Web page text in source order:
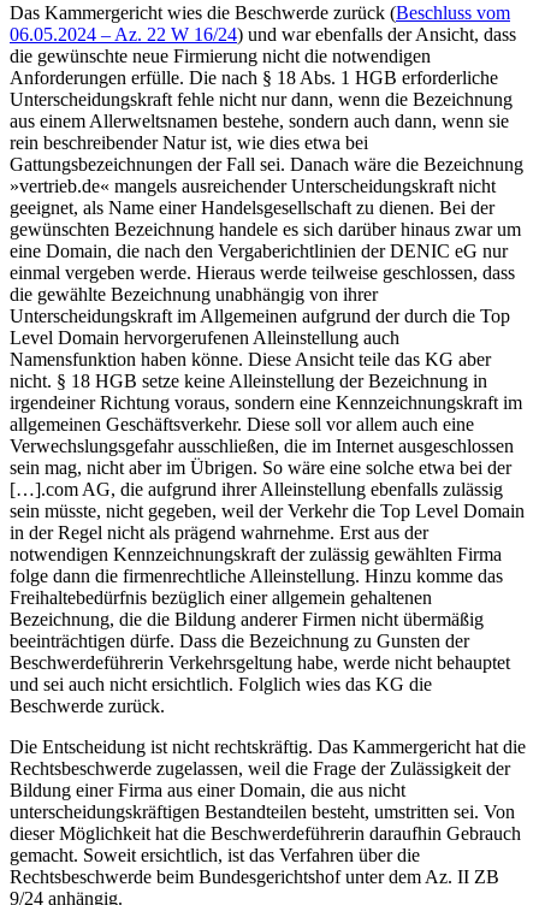
Das Kammergericht wies die Beschwerde zurück (Beschluss vom
06.05.2024 – Az. 22 W 16/24) und war ebenfalls der Ansicht, dass
die gewünschte neue Firmierung nicht die notwendigen
Anforderungen erfülle. Die nach § 18 Abs. 1 HGB erforderliche
Unterscheidungskraft fehle nicht nur dann, wenn die Bezeichnung
aus einem Allerweltsnamen bestehe, sondern auch dann, wenn sie
rein beschreibender Natur ist, wie dies etwa bei
Gattungsbezeichnungen der Fall sei. Danach wäre die Bezeichnung
»vertrieb.de« mangels ausreichender Unterscheidungskraft nicht
geeignet, als Name einer Handelsgesellschaft zu dienen. Bei der
gewünschten Bezeichnung handele es sich darüber hinaus zwar um
eine Domain, die nach den Vergaberichtlinien der DENIC eG nur
einmal vergeben werde. Hieraus werde teilweise geschlossen, dass
die gewählte Bezeichnung unabhängig von ihrer
Unterscheidungskraft im Allgemeinen aufgrund der durch die Top
Level Domain hervorgerufenen Alleinstellung auch
Namensfunktion haben könne. Diese Ansicht teile das KG aber
nicht. § 18 HGB setze keine Alleinstellung der Bezeichnung in
irgendeiner Richtung voraus, sondern eine Kennzeichnungskraft im
allgemeinen Geschäftsverkehr. Diese soll vor allem auch eine
Verwechslungsgefahr ausschließen, die im Internet ausgeschlossen
sein mag, nicht aber im Übrigen. So wäre eine solche etwa bei der
[…].com AG, die aufgrund ihrer Alleinstellung ebenfalls zulässig
sein müsste, nicht gegeben, weil der Verkehr die Top Level Domain
in der Regel nicht als prägend wahrnehme. Erst aus der
notwendigen Kennzeichnungskraft der zulässig gewählten Firma
folge dann die firmenrechtliche Alleinstellung. Hinzu komme das
Freihaltebedürfnis bezüglich einer allgemein gehaltenen
Bezeichnung, die die Bildung anderer Firmen nicht übermäßig
beeinträchtigen dürfe. Dass die Bezeichnung zu Gunsten der
Beschwerdeführerin Verkehrsgeltung habe, werde nicht behauptet
und sei auch nicht ersichtlich. Folglich wies das KG die
Beschwerde zurück.
Die Entscheidung ist nicht rechtskräftig. Das Kammergericht hat die
Rechtsbeschwerde zugelassen, weil die Frage der Zulässigkeit der
Bildung einer Firma aus einer Domain, die aus nicht
unterscheidungskräftigen Bestandteilen besteht, umstritten sei. Von
dieser Möglichkeit hat die Beschwerdeführerin daraufhin Gebrauch
gemacht. Soweit ersichtlich, ist das Verfahren über die
Rechtsbeschwerde beim Bundesgerichtshof unter dem Az. II ZB
9/24 anhängig.